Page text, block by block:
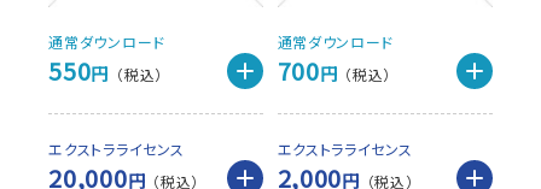
通常ダウンロード
550円
エクストラライセンス
20,000円
通常ダウンロード
700円
エクストラライセンス
2,000円